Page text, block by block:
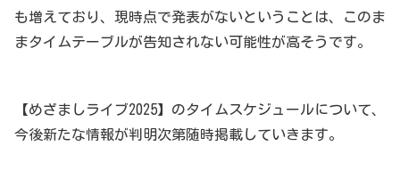
も増えており、現時点で発表がないということは、このま
まタイムテーブルが告知されない可能性が高そうです。
【めざましライブ2025】のタイムスケジュールについて、
今後新たな情報が判明次第随時掲載していきます。